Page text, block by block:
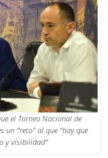
el Torneo Nacional de
un “reto” al que “hay que
y visibilidad”